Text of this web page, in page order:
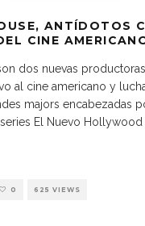
ANTÍDOTOS
CINE
dos nuevas
al cine americano y
majors encabezadas
El Nuevo Hollywood
0 625 VIEWS